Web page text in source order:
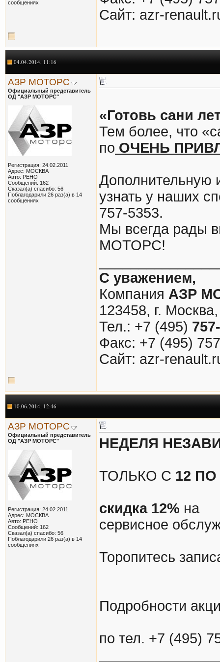
сообщениях
Cайт: azr-
04.04.2014, 11:16
АЗР МОТОРС
Официальный представитель
ОД "АЗР МОТОРС"
Регистрация: 24.02.2011
Адрес: МОСКВА
Авто: РЕНО
Сообщений: 162
Сказал(а) спасибо: 56
Поблагодарили 26 раз(а) в 14
сообщениях
«Готовь сани
Тем более, что
по ОЧЕНЬ
узнать у наших
757-5353.
Мы всегда рады
МОТОРС!
С уважением,
Компания АЗР
123458, г.
Тел.: +7 (495)
Факс: +7 (495)
Cайт: azr-
10.06.2014, 12:46
АЗР МОТОРС
Официальный представитель
ОД "АЗР МОТОРС"
Регистрация: 24.02.2011
Адрес: МОСКВА
Авто: РЕНО
Сообщений: 162
Сказал(а) спасибо: 56
Поблагодарили 26 раз(а) в 14
сообщениях
НЕДЕЛЯ
ТОЛЬКО С 12
скидка 12% на
сервисное
Торопитесь
Подробности
по тел. +7 (495)